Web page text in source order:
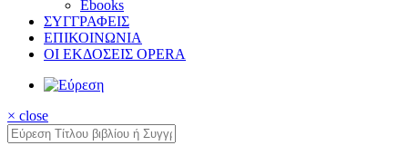
Ebooks
ΣΥΓΓΡΑΦΕΙΣ
ΕΠΙΚΟΙΝΩΝΙΑ
ΟΙ ΕΚΔΟΣΕΙΣ OPERA
× close